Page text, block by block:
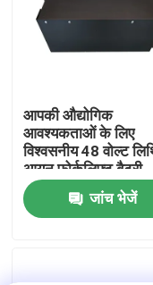
हमारे बारे में
कारखाना भ्रमण
गुणवत्ता नियंत्रण
एक उद्धरण का
आपकी औद्योगिक
आवश्यकताओं के लिए
विश्वसनीय 48 वोल्ट
आयन फोर्कलिफ्ट बैटरी
जांच भेजें